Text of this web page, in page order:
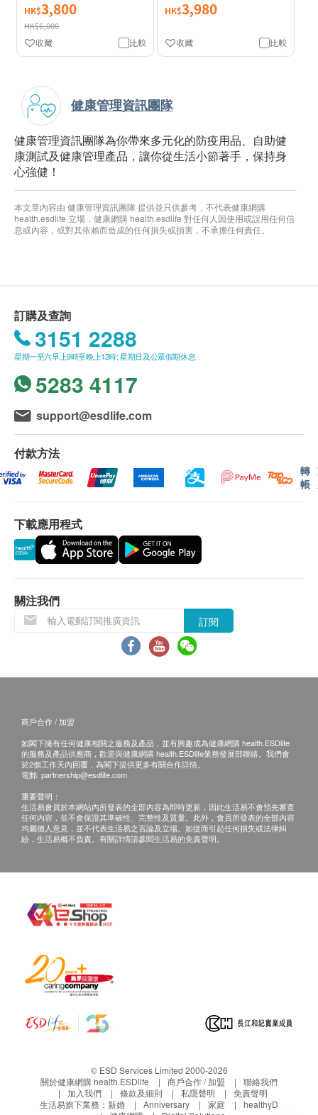
HK$3,800
HK$6,000
比較
收藏
HK$3,980
比較
收藏
健康管理資訊團隊
健康管理資訊團隊為你帶來多元化的防疫用品、自助健
康測試及健康管理產品，讓你從生活小節著手，保持身
心強健！
本文章內容由 健康管理資訊團隊 提供並只供參考，不代表健康網購
health.esdlife 立場，健康網購 health.esdlife 對任何人因使用或誤用任何信
息或內容，或對其依賴而造成的任何損失或損害，不承擔任何責任。
訂購及查詢
3151 2288
星期一至六早上9時至晚上12時; 星期日及公眾假期休息
5283 4117
support@esdlife.com
付款方法
轉
帳
下載應用程式
關注我們
訂閱
商戶合作 / 加盟
如閣下擁有任何健康相關之服務及產品，並有興趣成為健康網購 health.ESDlife
的服務及產品供應商，歡迎與健康網購 health.ESDlife業務發展部聯絡。我們會
於2個工作天內回覆，為閣下提供更多有關合作詳情。
電郵: partnership@esdlife.com
重要聲明：
生活易會員於本網站內所發表的全部內容為即時更新，因此生活易不會預先審查
任何內容，並不會保證其準確性、完整性及質量。此外，會員所發表的全部內容
均屬個人意見，並不代表生活易之言論及立場。如從而引起任何損失或法律糾
紛，生活易概不負責。有關詳情請參閱生活易的免責聲明。
© ESD Services Limited 2000-2026
關於健康網購 health.ESDlife
商戶合作 / 加盟
聯絡我們
加入我們
條款及細則 私隱聲明
免責聲明
生活易旗下業務： 新婚 Anniversary 家庭
healthyD